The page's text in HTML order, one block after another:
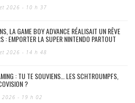
2026 - 10 h 37
LA GAME BOY ADVANCE RÉALISAIT UN RÊVE
: EMPORTER LA SUPER NINTENDO PARTOUT
2026 - 14 h 48
: TU TE SOUVIENS… LES SCHTROUMPFS,
?
2026 - 19 h 02